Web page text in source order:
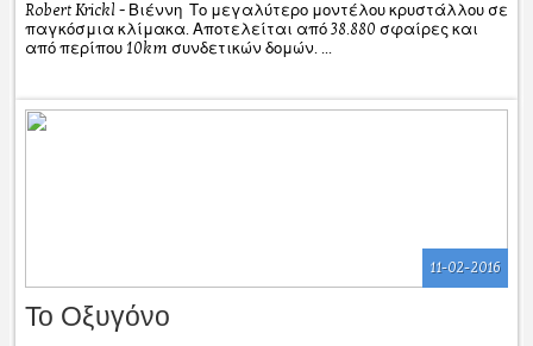
Robert Krickl - Βιέννη Το μεγαλύτερο μοντέλου κρυστάλλου σε
παγκόσμια κλίμακα. Αποτελείται από 38.880 σφαίρες και
από περίπου 10km συνδετικών δομών. ...
11-02-2016
To Οξυγόνο